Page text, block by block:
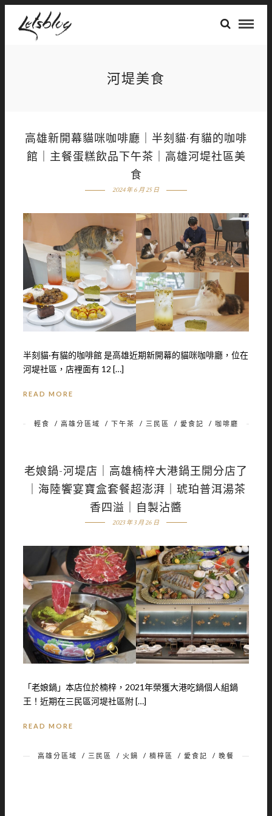
河堤美食
高雄新開幕貓咪咖啡廳｜半刻貓·有貓的咖啡
館｜主餐蛋糕飲品下午茶｜高雄河堤社區美
食
2024 年 6 月 25 日
半刻貓·有貓的咖啡館 是高雄近期新開幕的貓咪咖啡廳，位在
河堤社區，店裡面有 12 […]
READ MORE
輕食 / 高雄分區域 / 下午茶 / 三民區 / 愛食記 / 咖啡廳
老娘鍋-河堤店｜高雄楠梓大港鍋王開分店了
｜海陸饗宴寶盒套餐超澎湃｜琥珀普洱湯茶
香四溢｜自製沾醬
2023 年 3 月 26 日
「老娘鍋」本店位於楠梓，2021年榮獲大港吃鍋個人組鍋
王！近期在三民區河堤社區附 […]
READ MORE
高雄分區域 / 三民區 / 火鍋 / 楠梓區 / 愛食記 / 晚餐